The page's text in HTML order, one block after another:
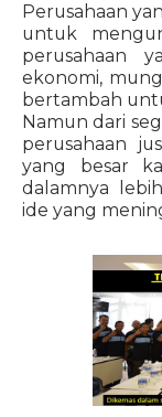
Perusahaan
untuk
perusahaan
ekonomi,
bertambah
Namun dari
perusahaan
yang besar
dalamnya
ide yang